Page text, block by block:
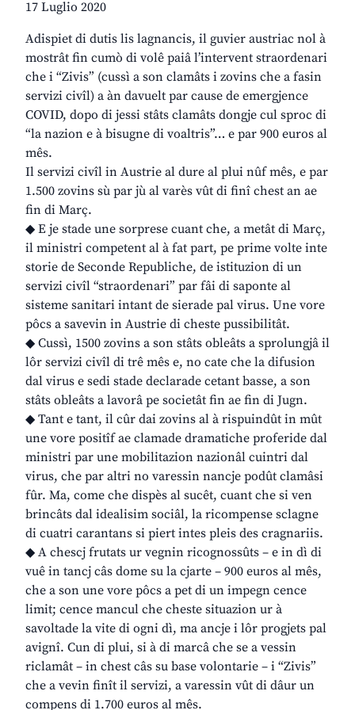
17 Luglio 2020
Adispiet di dutis lis lagnancis, il guvier austriac nol à
mostrât fin cumò di volê paiâ l’intervent straordenari
che i “Zivis” (cussì a son clamâts i zovins che a fasin
servizi civîl) a àn davuelt par cause de emergjence
COVID, dopo di jessi stâts clamâts dongje cul sproc di
“la nazion e à bisugne di voaltris”… e par 900 euros al
mês.
Il servizi civîl in Austrie al dure al plui nûf mês, e par
1.500 zovins sù par jù al varès vût di finî chest an ae
fin di Març.
◆ E je stade une sorprese cuant che, a metât di Març,
il ministri competent al à fat part, pe prime volte inte
storie de Seconde Republiche, de istituzion di un
servizi civîl “straordenari” par fâi di saponte al
sisteme sanitari intant de sierade pal virus. Une vore
pôcs a savevin in Austrie di cheste pussibilitât.
◆ Cussì, 1500 zovins a son stâts obleâts a sprolungjâ il
lôr servizi civîl di trê mês e, no cate che la difusion
dal virus e sedi stade declarade cetant basse, a son
stâts obleâts a lavorâ pe societât fin ae fin di Jugn.
◆ Tant e tant, il cûr dai zovins al à rispuindût in mût
une vore positîf ae clamade dramatiche proferide dal
ministri par une mobilitazion nazionâl cuintri dal
virus, che par altri no varessin nancje podût clamâsi
fûr. Ma, come che dispès al sucêt, cuant che si ven
brincâts dal idealisim sociâl, la ricompense sclagne
di cuatri carantans si piert intes pleis des cragnariis.
◆ A chescj frutats ur vegnin ricognossûts – e in dì di
vuê in tancj câs dome su la cjarte – 900 euros al mês,
che a son une vore pôcs a pet di un impegn cence
limit; cence mancul che cheste situazion ur à
savoltade la vite di ogni dì, ma ancje i lôr progjets pal
avignî. Cun di plui, si à di marcâ che se a vessin
riclamât – in chest câs su base volontarie – i “Zivis”
che a vevin finît il servizi, a varessin vût di dâur un
compens di 1.700 euros al mês.